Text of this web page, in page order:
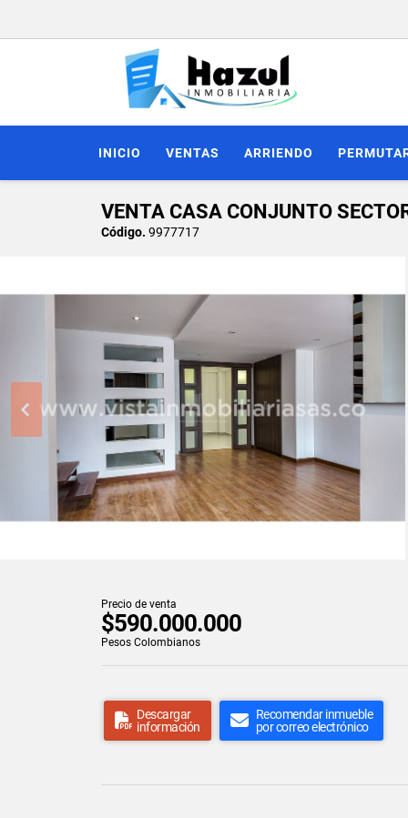
INICIO VENTAS ARRIENDO
VENTA CASA CONJUNTO
Código. 9977717
Precio de venta
$590.000.000
Pesos Colombianos
Descargar
información
Recomendar inmueble
por correo electrónico